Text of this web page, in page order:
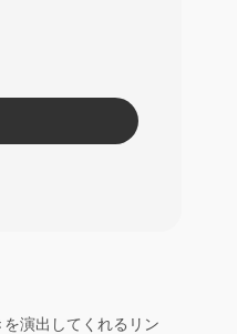
演出してくれるリン